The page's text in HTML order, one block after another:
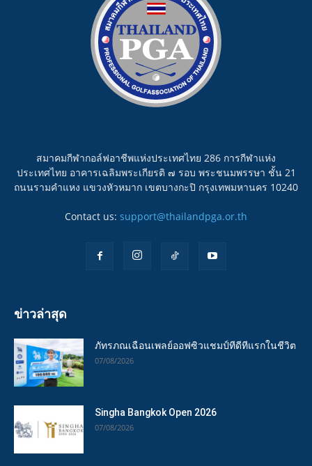
สมาคมกีฬากอล์ฟอาชีพแห่งประเทศไทย 286 การกีฬาแห่ง
ประเทศไทย อาคารเฉลิมพระเกียรติ ๗ รอบ พระชนมพรรษา ชั้น 21
ถนนรามคำแหง แขวงหัวหมาก เขตบางกะปิ กรุงเทพมหานคร 10240
Contact us: support@thailandpga.or.th
ข่าวล่าสุด
ภัทรภณเฉือนเพลย์ออฟซิวแชมป์ทีดีทีแรกในชีวิต
07/08/2026
Singha Bangkok Open 2026
07/08/2026